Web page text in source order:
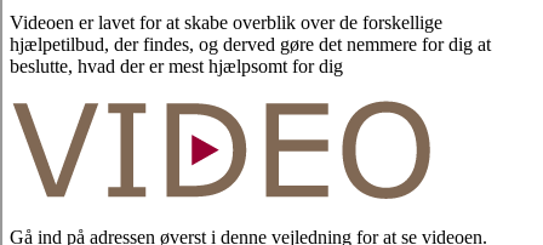
Videoen er lavet for at skabe overblik over de forskellige
hjælpetilbud, der findes, og derved gøre det nemmere for dig at
beslutte, hvad der er mest hjælpsomt for dig
Gå ind på adressen øverst i denne vejledning for at se videoen.